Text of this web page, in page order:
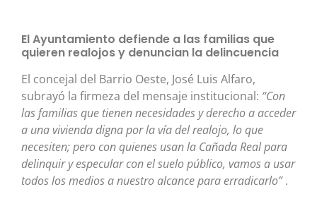
El Ayuntamiento defiende a las familias que
quieren realojos y denuncian la delincuencia
El concejal del Barrio Oeste, José Luis Alfaro,
subrayó la firmeza del mensaje institucional: “Con
las familias que tienen necesidades y derecho a acceder
a una vivienda digna por la vía del realojo, lo que
necesiten; pero con quienes usan la Cañada Real para
delinquir y especular con el suelo público, vamos a usar
todos los medios a nuestro alcance para erradicarlo”.